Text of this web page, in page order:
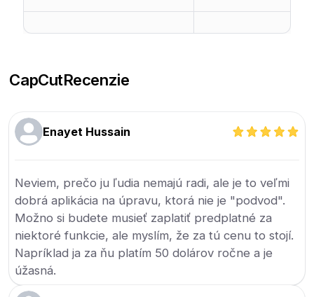
CapCutRecenzie
Enayet Hussain
Neviem, prečo ju ľudia nemajú radi, ale je to veľmi
dobrá aplikácia na úpravu, ktorá nie je "podvod".
Možno si budete musieť zaplatiť predplatné za
niektoré funkcie, ale myslím, že za tú cenu to stojí.
Napríklad ja za ňu platím 50 dolárov ročne a je
úžasná.